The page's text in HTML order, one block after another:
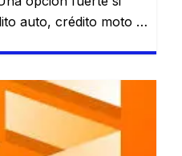
auto, crédito moto o
Crédito automotriz.
de nómina. Ver
a evaluación y
Puede ser